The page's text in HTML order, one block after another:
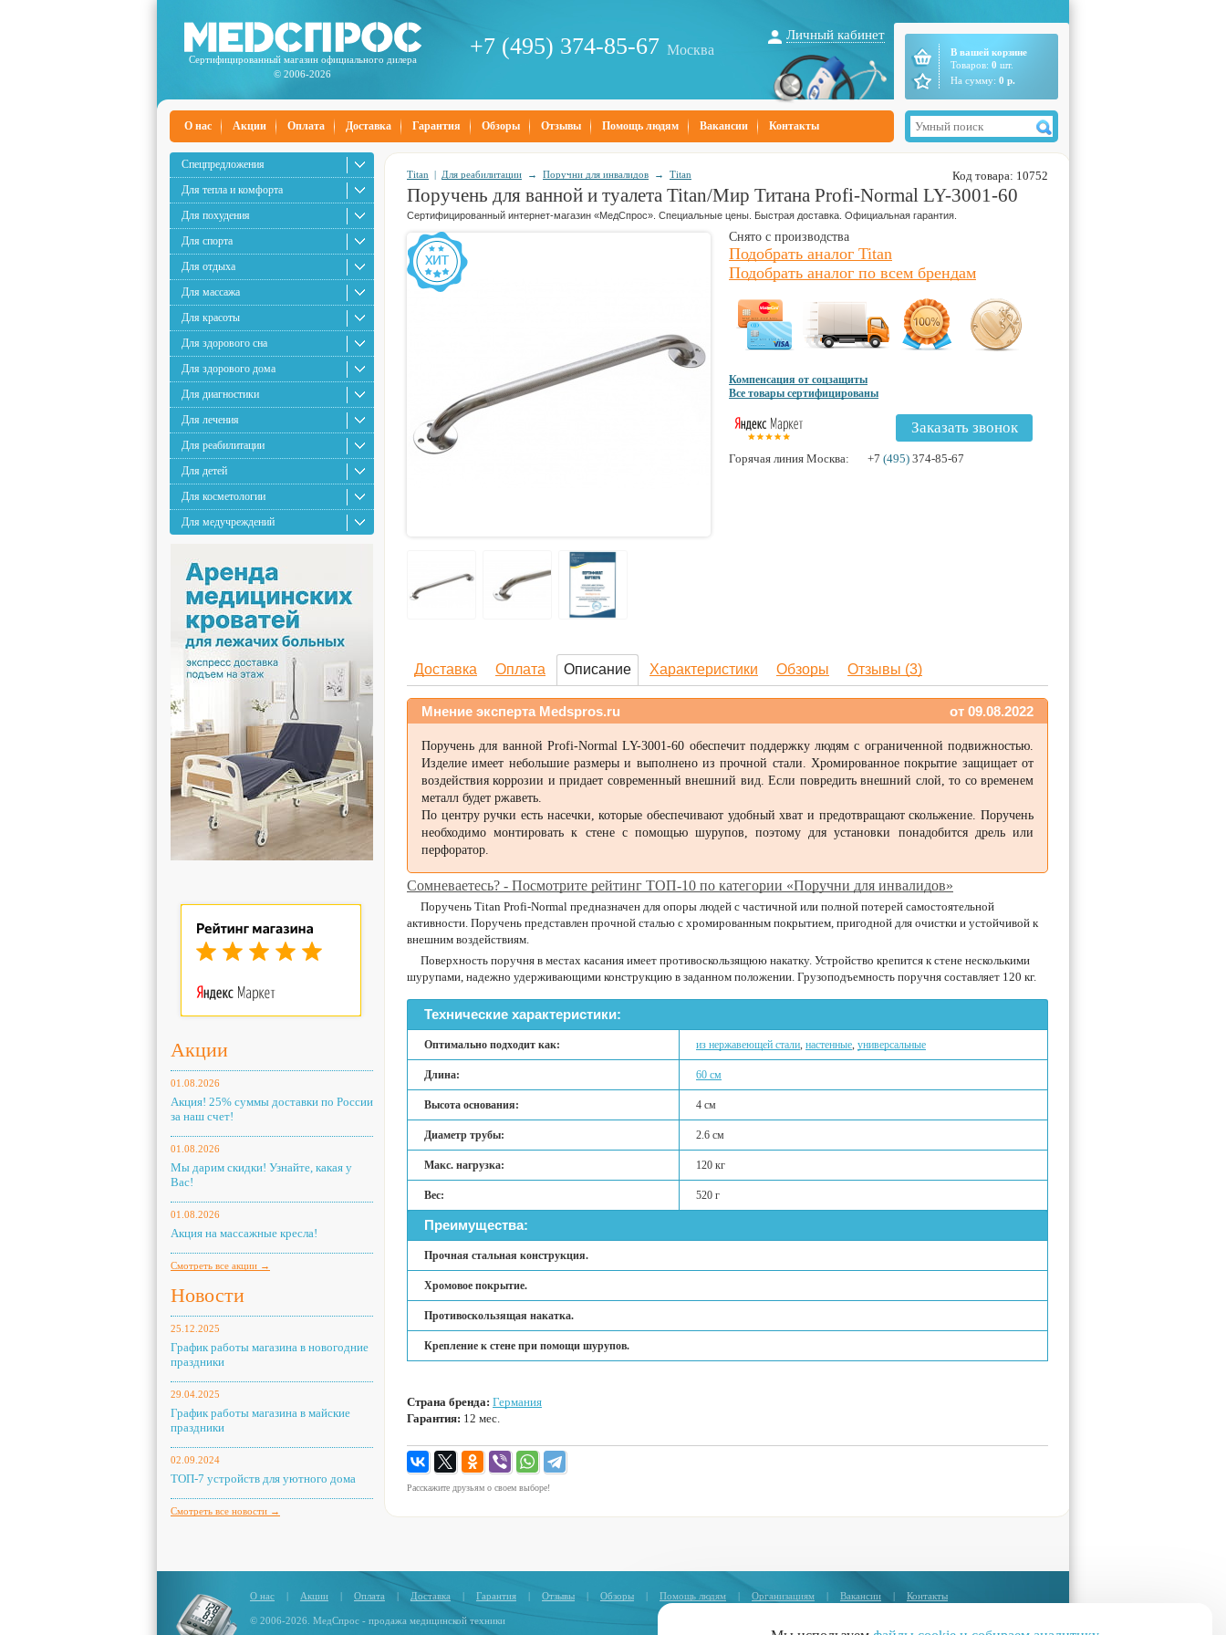
Сертифицированный магазин официального дилера
© 2006-2026
+7 (495) 374-85-67 Москва
Личный кабинет
В вашей корзине
Товаров: 0 шт.
На сумму: 0 р.
О нас Акции Оплата Доставка Гарантия Обзоры Отзывы Помощь людям Вакансии Контакты
Спецпредложения
Для тепла и комфорта
Для похудения
Для спорта
Для отдыха
Для массажа
Для красоты
Для здорового сна
Для здорового дома
Для диагностики
Для лечения
Для реабилитации
Для детей
Для косметологии
Для медучреждений
Акции
01.08.2026
Акция! 25% суммы доставки по России
за наш счет!
01.08.2026
Мы дарим скидки! Узнайте, какая у
Вас!
01.08.2026
Акция на массажные кресла!
Смотреть все акции →
Новости
25.12.2025
График работы магазина в новогодние
праздники
29.04.2025
График работы магазина в майские
праздники
02.09.2024
ТОП-7 устройств для уютного дома
Смотреть все новости →
Код товара: 10752
Titan | Для реабилитации → Поручни для инвалидов → Titan
Поручень для ванной и туалета Titan/Мир Титана Profi-Normal LY-3001-60
Сертифицированный интернет-магазин «МедСпрос». Специальные цены. Быстрая доставка. Официальная гарантия.
Снято с производства
Подобрать аналог Titan
Подобрать аналог по всем брендам
Компенсация от соцзащиты
Все товары сертифицированы
Заказать звонок
Горячая линия Москва: +7 (495) 374-85-67
Доставка Оплата Описание Характеристики Обзоры Отзывы (3)
Мнение эксперта Medspros.ru от 09.08.2022
Поручень для ванной Profi-Normal LY-3001-60 обеспечит поддержку людям с ограниченной подвижностью.
Изделие имеет небольшие размеры и выполнено из прочной стали. Хромированное покрытие защищает от
воздействия коррозии и придает современный внешний вид. Если повредить внешний слой, то со временем
металл будет ржаветь.
По центру ручки есть насечки, которые обеспечивают удобный хват и предотвращают скольжение. Поручень
необходимо монтировать к стене с помощью шурупов, поэтому для установки понадобится дрель или
перфоратор.
Сомневаетесь? - Посмотрите рейтинг ТОП-10 по категории «Поручни для инвалидов»
Поручень Titan Profi-Normal предназначен для опоры людей с частичной или полной потерей самостоятельной
активности. Поручень представлен прочной сталью с хромированным покрытием, пригодной для очистки и устойчивой к
внешним воздействиям.
Поверхность поручня в местах касания имеет противоскользящюю накатку. Устройство крепится к стене несколькими
шурупами, надежно удерживающими конструкцию в заданном положении. Грузоподъемность поручня составляет 120 кг.
Технические характеристики:
Оптимально подходит как: из нержавеющей стали, настенные, универсальные
Длина: 60 см
Высота основания: 4 см
Диаметр трубы: 2.6 см
Макс. нагрузка: 120 кг
Вес: 520 г
Преимущества:
Прочная стальная конструкция.
Хромовое покрытие.
Противоскользящая накатка.
Крепление к стене при помощи шурупов.
Страна бренда: Германия
Гарантия: 12 мес.
Расскажите друзьям о своем выборе!
О нас | Акции | Оплата | Доставка | Гарантия | Отзывы | Обзоры | Помощь людям | Организациям | Вакансии | Контакты
© 2006-2026. МедСпрос - продажа медицинской техники